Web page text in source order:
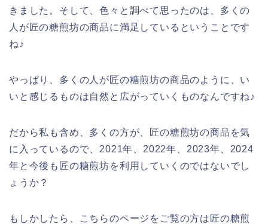
きました。そして、色々と調べて思ったのは、多くの
人が匠の糖煎坊の商品に満足しているということです
ね♪
やっぱり、多くの人が匠の糖煎坊の商品のように、い
いと感じるものは自然と広がっていくものなんですね♪
だから私も含め、多くの方が、匠の糖煎坊の商品を気
に入っているので、2021年、2022年、2023年、2024
年と今後も匠の糖煎坊を利用していくのではないでし
ょうか？
もしかしたら、こちらのページをご覧の方は匠の糖煎